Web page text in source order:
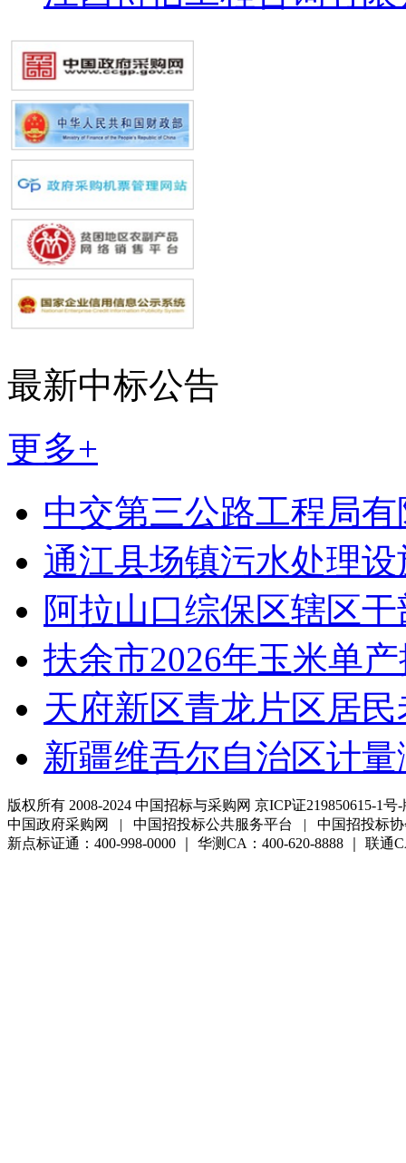
最新中标公告
更多+
中交第三公路工程局
通江县场镇污水处理
阿拉山口综保区辖区
扶余市2026年玉米单
天府新区青龙片区居
新疆维吾尔自治区计
版权所有 2008-2024 中国招标与采购网 京ICP证219850615-1号
中国政府采购网 | 中国招投标公共服务平台 | 中国招投标
新点标证通：400-998-0000 ｜ 华测CA：400-620-8888 ｜ 联通